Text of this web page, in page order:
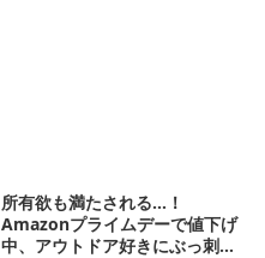
所有欲も満たされる…！
Amazonプライムデーで値下げ
中、アウトドア好きにぶっ刺さ